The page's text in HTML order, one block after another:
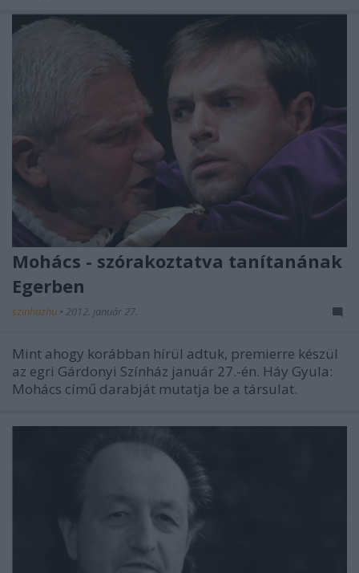
Mohács - szórakoztatva tanítanának
Egerben
szinhazhu • 2012. január 27.
Mint ahogy korábban hírül adtuk, premierre készül
az egri Gárdonyi Színház január 27.-én. Háy Gyula:
Mohács című darabját mutatja be a társulat.